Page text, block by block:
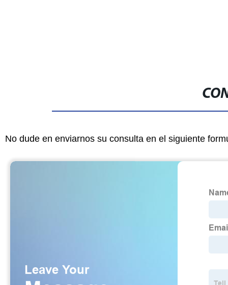
No dude en enviarnos su consulta en el siguiente